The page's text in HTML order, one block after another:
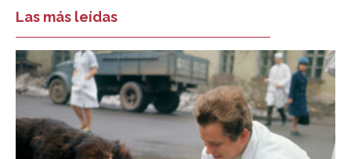
Las más leídas